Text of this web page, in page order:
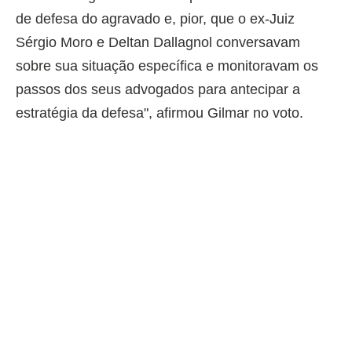
de defesa do agravado e, pior, que o ex-Juiz
Sérgio Moro e Deltan Dallagnol conversavam
sobre sua situação específica e monitoravam os
passos dos seus advogados para antecipar a
estratégia da defesa", afirmou Gilmar no voto.